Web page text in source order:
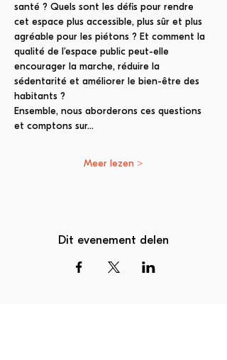
santé ? Quels sont les défis pour rendre
cet espace plus accessible, plus sûr et plus
agréable pour les piétons ? Et comment la
qualité de l’espace public peut-elle
encourager la marche, réduire la
sédentarité et améliorer le bien-être des
habitants ?
Ensemble, nous aborderons ces questions
et comptons sur…
Meer lezen >
Dit evenement delen